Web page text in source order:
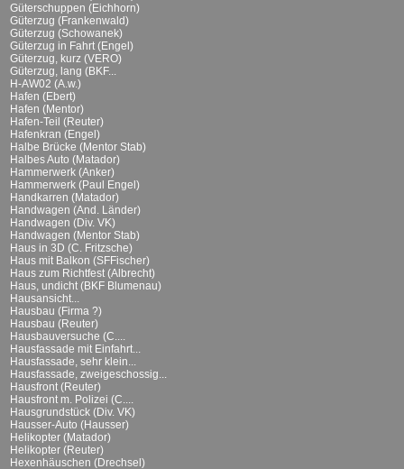
Güterschuppen (Eichhorn)
Güterzug (Frankenwald)
Güterzug (Schowanek)
Güterzug in Fahrt (Engel)
Güterzug, kurz (VERO)
Güterzug, lang (BKF...
H-AW02 (A.w.)
Hafen (Ebert)
Hafen (Mentor)
Hafen-Teil (Reuter)
Hafenkran (Engel)
Halbe Brücke (Mentor Stab)
Halbes Auto (Matador)
Hammerwerk (Anker)
Hammerwerk (Paul Engel)
Handkarren (Matador)
Handwagen (And. Länder)
Handwagen (Div. VK)
Handwagen (Mentor Stab)
Haus in 3D (C. Fritzsche)
Haus mit Balkon (SFFischer)
Haus zum Richtfest (Albrecht)
Haus, undicht (BKF Blumenau)
Hausansicht...
Hausbau (Firma ?)
Hausbau (Reuter)
Hausbauversuche (C....
Hausfassade mit Einfahrt...
Hausfassade, sehr klein...
Hausfassade, zweigeschossig...
Hausfront (Reuter)
Hausfront m. Polizei (C....
Hausgrundstück (Div. VK)
Hausser-Auto (Hausser)
Helikopter (Matador)
Helikopter (Reuter)
Hexenhäuschen (Drechsel)